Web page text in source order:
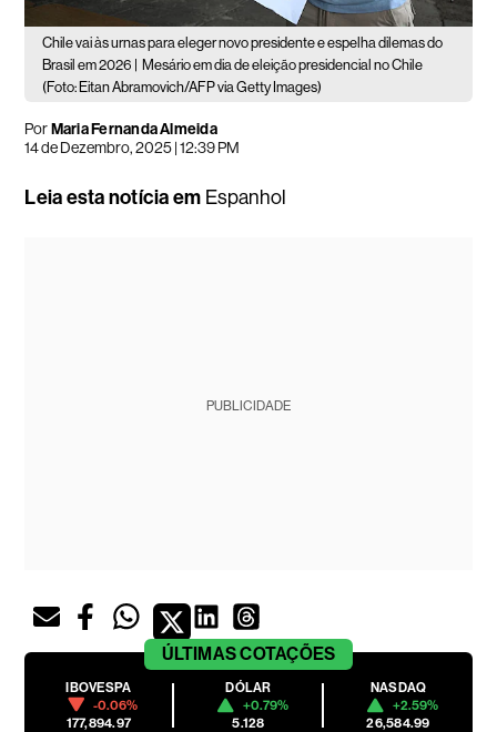
Chile vai às urnas para eleger novo presidente e espelha dilemas do
Brasil em 2026 |
Mesário em dia de eleição presidencial no Chile
(Foto: Eitan Abramovich/AFP via Getty Images)
PorMaria Fernanda Almeida
14 de Dezembro, 2025 | 12:39 PM
Leia esta notícia em Espanhol
PUBLICIDADE
ÚLTIMASCOTAÇÕES
IBOVESPA
-0.06%
177,894.97
DÓLAR
+0.79%
5.128
NASDAQ
+2.59%
26,584.99